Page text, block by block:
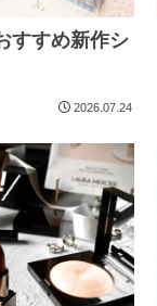
すすめ新作シ
2026.07.24